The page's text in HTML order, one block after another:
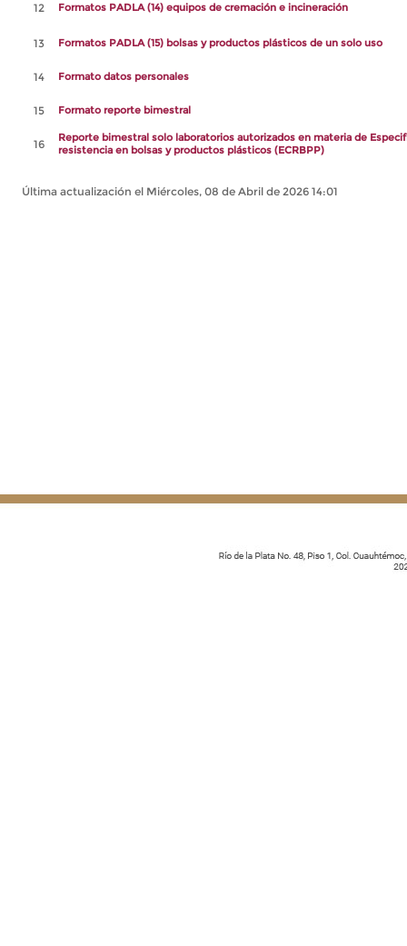
12 Formatos PADLA (14) equipos de cremación e incineración
13 Formatos PADLA (15) bolsas y productos plásticos de un solo uso
14 Formato datos personales
15 Formato reporte bimestral
16
Reporte bimestral solo laboratorios autorizados en materia de
resistencia en bolsas y productos plásticos (ECRBPP)
Última actualización el Miércoles, 08 de Abril de 2026 14:01